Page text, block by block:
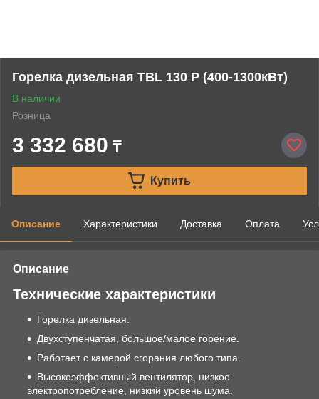
Горелка дизельная TBL 130 P (400-1300кВт)
В наличии
Розница
3 332 680 ₸
Купить
Описание Характеристики Доставка Оплата
Описание
Технические характеристики
Горелка дизельная.
Двухступенчатая, большое/малое горение.
Работает с камерой сгорания любого типа.
Высокоэффективный вентилятор, низкое
электропотребление, низкий уровень шума.